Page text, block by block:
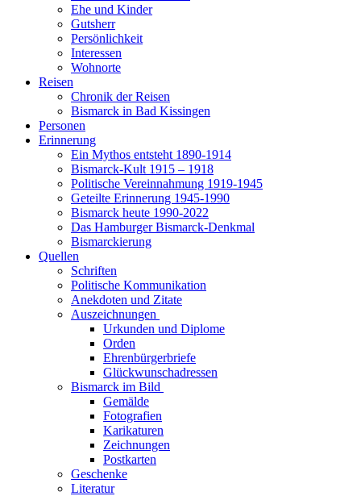
Ehe und Kinder
Gutsherr
Persönlichkeit
Interessen
Wohnorte
Reisen
Chronik der Reisen
Bismarck in Bad Kissingen
Personen
Erinnerung
Ein Mythos entsteht 1890-1914
Bismarck-Kult 1915 – 1918
Politische Vereinnahmung 1919-1945
Geteilte Erinnerung 1945-1990
Bismarck heute 1990-2022
Das Hamburger Bismarck-Denkmal
Bismarckierung
Quellen
Schriften
Politische Kommunikation
Anekdoten und Zitate
Auszeichnungen
Urkunden und Diplome
Orden
Ehrenbürgerbriefe
Glückwunschadressen
Bismarck im Bild
Gemälde
Fotografien
Karikaturen
Zeichnungen
Postkarten
Geschenke
Literatur